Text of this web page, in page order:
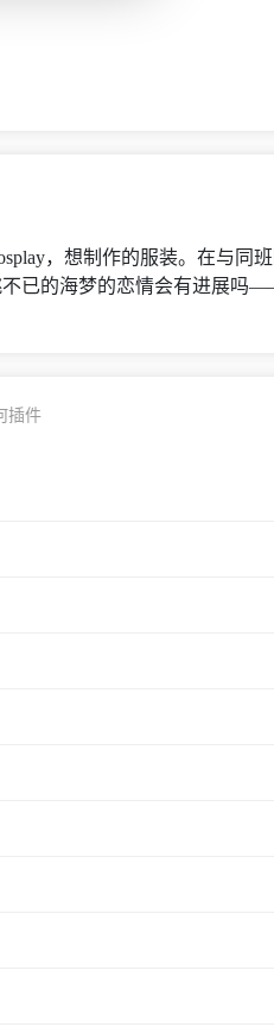
，想制作的服装。在与同
已的海梦的恋情会有进展吗
插件